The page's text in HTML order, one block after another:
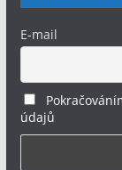
E-mail
údajů